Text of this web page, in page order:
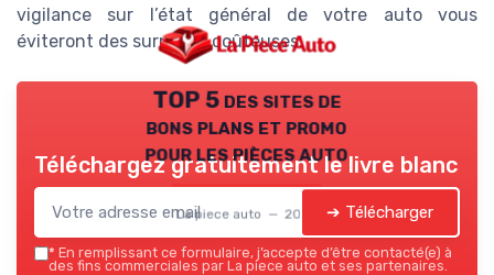
vigilance sur l’état général de votre auto vous
éviteront des surprises coûteuses.
TOP 5 des sites de
bons plans et promo
pour les pièces auto
La piece auto — 2026
Téléchargez gratuitement le livre blanc
➔ Télécharger
* En remplissant ce formulaire, j’accepte d’être contacté(e) à
des fins commerciales par La piece auto et ses partenaires.